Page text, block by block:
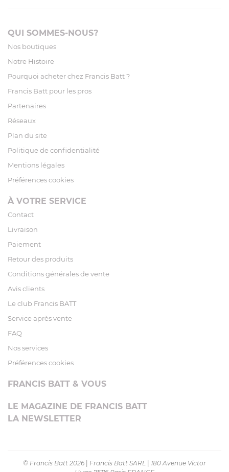
QUI SOMMES-NOUS?
Nos boutiques
Notre Histoire
Pourquoi acheter chez Francis Batt ?
Francis Batt pour les pros
Partenaires
Réseaux
Plan du site
Politique de confidentialité
Mentions légales
Préférences cookies
À VOTRE SERVICE
Contact
Livraison
Paiement
Retour des produits
Conditions générales de vente
Avis clients
Le club Francis BATT
Service après vente
FAQ
Nos services
Préférences cookies
FRANCIS BATT & VOUS
LE MAGAZINE DE FRANCIS BATT
LA NEWSLETTER
© Francis Batt 2026 Francis Batt SARL
180 Avenue Victor